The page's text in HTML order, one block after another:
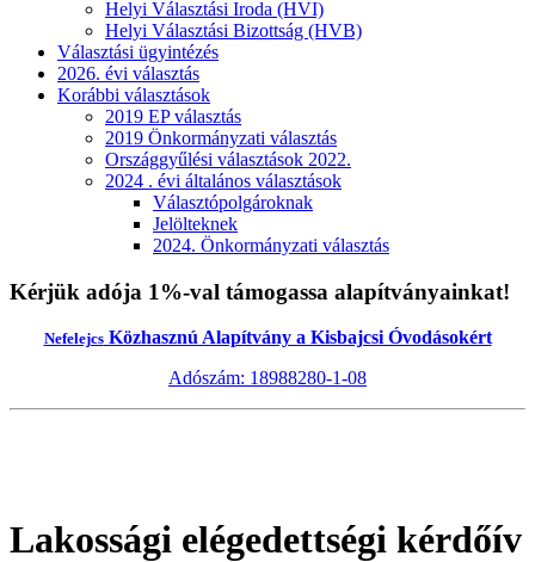
Helyi Választási Iroda (HVI)
Helyi Választási Bizottság (HVB)
Választási ügyintézés
2026. évi választás
Korábbi választások
2019 EP választás
2019 Önkormányzati választás
Országgyűlési választások 2022.
2024 . évi általános választások
Választópolgároknak
Jelölteknek
2024. Önkormányzati választás
Kérjük adója 1%-val támogassa alapítványainkat!
NefelejcsKözhasznú Alapítvány a Kisbajcsi Óvodásokért
Adószám: 18988280-1-08
Lakossági elégedettségi kérdőív